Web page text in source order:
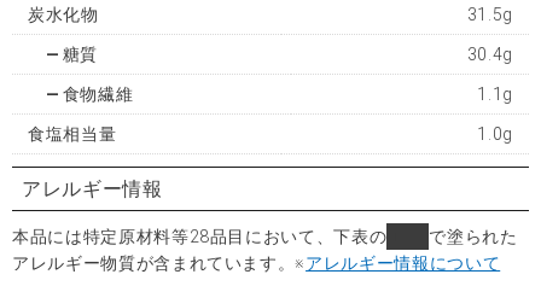
炭水化物 31.5g
糖質 30.4g
食物繊維 1.1g
食塩相当量 1.0g
アレルギー情報
本品には特定原材料等28品目において、下表の
で塗られた
アレルギー物質が含まれています。※アレルギー情報について